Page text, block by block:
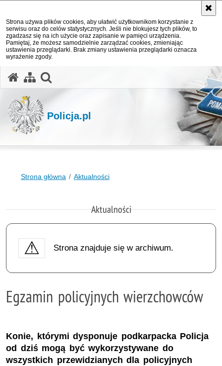
Strona używa plików cookies, aby ułatwić użytkownikom korzystanie z
serwisu oraz do celów statystycznych. Jeśli nie blokujesz tych plików, to
zgadzasz się na ich użycie oraz zapisanie w pamięci urządzenia.
Pamiętaj, że możesz samodzielnie zarządzać cookies, zmieniając
ustawienia przeglądarki. Brak zmiany ustawienia przeglądarki oznacza
wyrażenie zgody.
Policja.pl
Strona główna Aktualności
Aktualności
Strona znajduje się w archiwum.
Egzamin policyjnych wierzchowców
Konie, którymi dysponuje podkarpacka Policja
od dziś mogą być wykorzystywane do
wszystkich przewidzianych dla policyjnych